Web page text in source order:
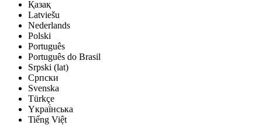
Қазақ
Latviešu
Nederlands
Polski
Português
Português do Brasil
Srpski (lat)
Српски
Svenska
Türkçe
Yкраї́нська
Tiếng Việt